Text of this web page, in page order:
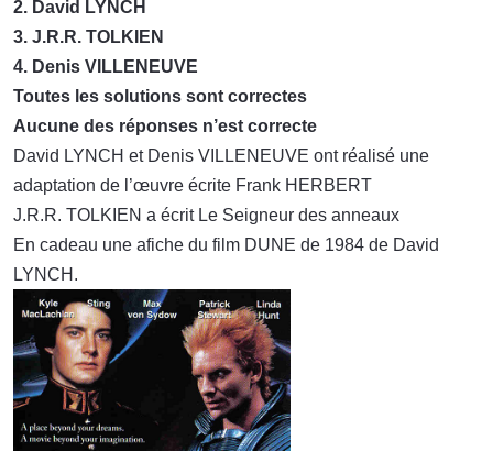
2. David LYNCH
3. J.R.R. TOLKIEN
4. Denis VILLENEUVE
Toutes les solutions sont correctes
Aucune des réponses n’est correcte
David LYNCH et Denis VILLENEUVE ont réalisé une
adaptation de l’œuvre écrite Frank HERBERT
J.R.R. TOLKIEN a écrit Le Seigneur des anneaux
En cadeau une afiche du film DUNE de 1984 de David
LYNCH.